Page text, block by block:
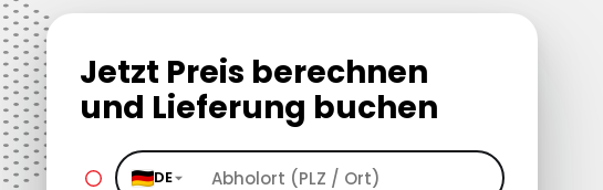
Jetzt Preis berechnen
und Lieferung buchen
DE